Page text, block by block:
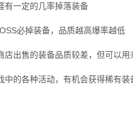
有一定的几率掉落装备
必掉装备，品质越高爆率越低
店出售的装备品质较差，但可以用
中的各种活动，有机会获得稀有装